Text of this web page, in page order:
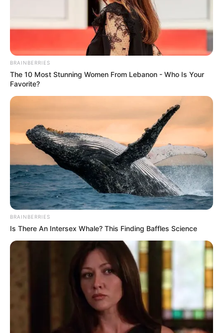
BRAINBERRIES
The 10 Most Stunning Women From Lebanon - Who Is Your
Favorite?
BRAINBERRIES
Is There An Intersex Whale? This Finding Baffles Science